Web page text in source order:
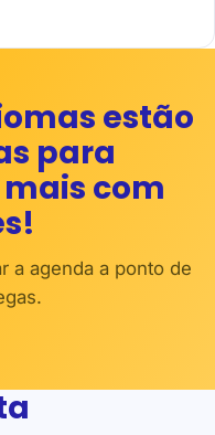
estão
para
com
a agenda a ponto de